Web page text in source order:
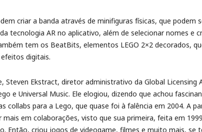
criar a banda através de minifiguras físicas, que podem
tecnologia AR no aplicativo, além de selecionar nomes e
tem os BeatBits, elementos LEGO 2×2 decorados,
digitais.
Steven Ekstract, diretor administrativo da Global Licensing
e Universal Music. Ele elogiou, dizendo que achou
collabs para a Lego, que quase foi à falência em 2004. A
mais em colaborações, visto que sua primeira, feita em
Então, criou jogos de videogame, filmes e muito mais, se